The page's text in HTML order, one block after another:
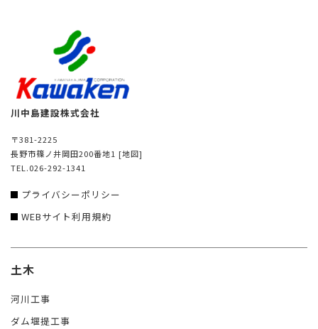
川中島建設株式会社
〒381-2225
長野市篠ノ井岡田200番地1 [地図]
TEL.026-292-1341
プライバシーポリシー
WEBサイト利用規約
土木
河川工事
ダム堰提工事